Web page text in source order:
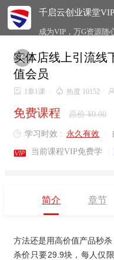
千启云创业课堂VIP
成为VIP，万G资源随

实体店线上引流线
值会员
 1章1课  热度 10152
免费课程 原价 ¥0.00
 学习时效 : 永久有效
 当前课程VIP免费学
简介 章节
方法还是用高价值产品秒
杀价只要29.9块，每人仅